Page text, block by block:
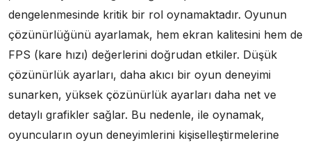
dengelenmesinde kritik bir rol oynamaktadır. Oyunun
çözünürlüğünü ayarlamak, hem ekran kalitesini hem de
FPS (kare hızı) değerlerini doğrudan etkiler. Düşük
çözünürlük ayarları, daha akıcı bir oyun deneyimi
sunarken, yüksek çözünürlük ayarları daha net ve
detaylı grafikler sağlar. Bu nedenle, ile oynamak,
oyuncuların oyun deneyimlerini kişiselleştirmelerine